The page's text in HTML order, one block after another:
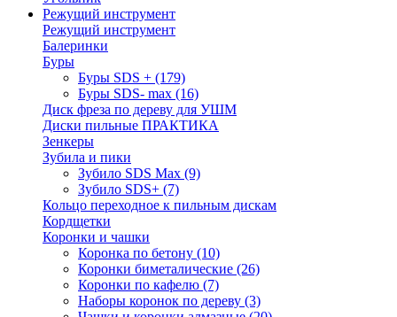
Режущий инструмент
Режущий инструмент
Балеринки
Буры
Буры SDS + (179)
Буры SDS- max (16)
Диск фреза по дереву для УШМ
Диски пильные ПРАКТИКА
Зенкеры
Зубила и пики
Зубило SDS Max (9)
Зубило SDS+ (7)
Кольцо переходное к пильным дискам
Кордщетки
Коронки и чашки
Коронка по бетону (10)
Коронки биметалические (26)
Коронки по кафелю (7)
Наборы коронок по дереву (3)